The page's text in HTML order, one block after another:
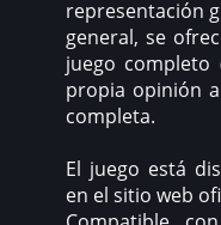
representación
general, se
juego
propia opinión
completa.
El juego está
en el sitio web